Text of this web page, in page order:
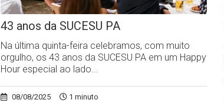
43 anos da SUCESU PA
Na última quinta-feira celebramos, com muito
orgulho, os 43 anos da SUCESU PA em um Happy
Hour especial ao lado...
08/08/2025 1 minuto